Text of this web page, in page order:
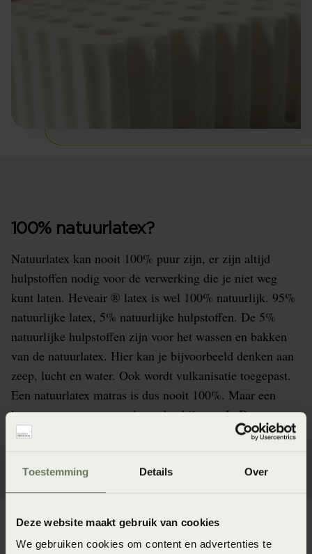
Toestemming Details Over
Deze website maakt gebruik van cookies
We gebruiken cookies om content en advertenties te
100% natuurlatex?
Natuurlatex kan nooit 100% puur zijn, er zijn altijd
hulpstoffen nodig voor de verwerking die je niet weg
kunt laten. Heveair ® latex is wel 100% natuurlijk. 95%
natuurlijke latex, 5% natuurlijke hulpstoffen. De 5%
natuurlijke hulpstoffen zijn voor het wassen en bakken
van de natuurlatex. Hier kan je bijvoorbeeld denken aan
zeep, lucht en water. Ook wordt vulkanisatie toegepast.
Een natuurlatex matras is dus nooit 100%. Maar een
hoger percentage natuurlatex dan bij onze LeDorm
matrassen bestaat bijna niet.